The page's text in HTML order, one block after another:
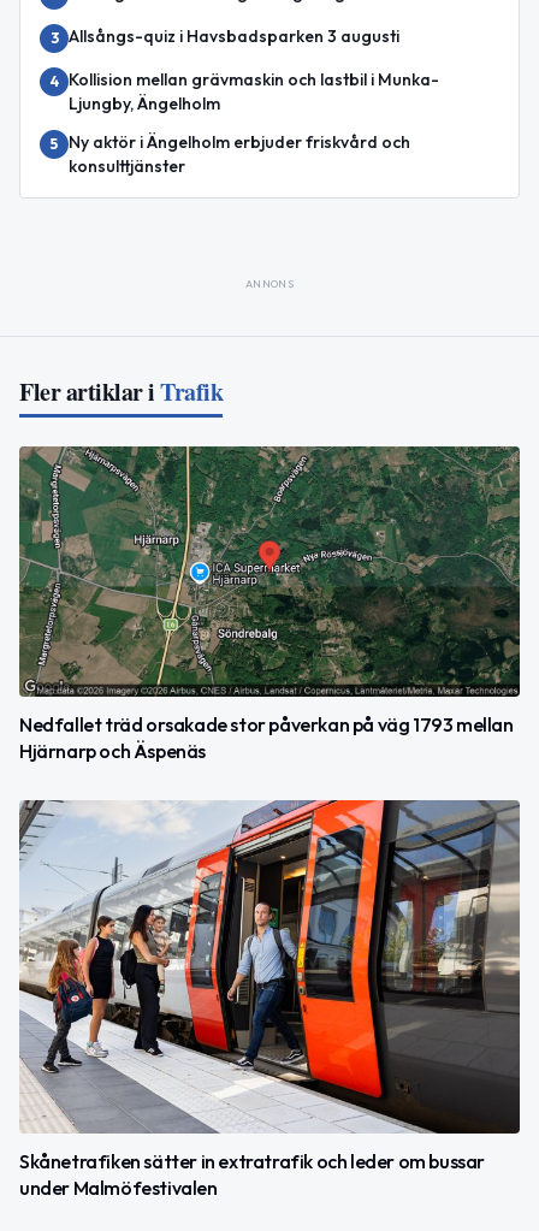
3 Allsångs-quiz i Havsbadsparken 3 augusti
4
Kollision mellan grävmaskin och lastbil i Munka-
Ljungby, Ängelholm
5
Ny aktör i Ängelholm erbjuder friskvård och
konsulttjänster
ANNONS
Fler artiklar iTrafik
Nedfallet träd orsakade stor påverkan på väg 1793 mellan
Hjärnarp och Äspenäs
Skånetrafiken sätter in extratrafik och leder om bussar
under Malmöfestivalen